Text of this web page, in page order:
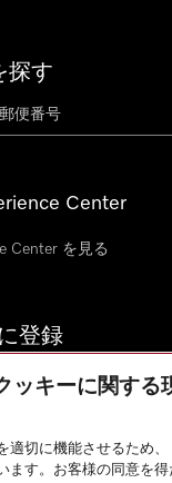
探す
Center
Center を見る
登録
ッキーに関する
適切に機能させるため、
ます。お客様の同意を得